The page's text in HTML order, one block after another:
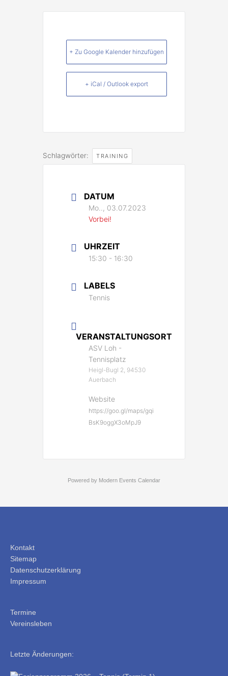
+ Zu Google Kalender hinzufügen
+ iCal / Outlook export
Schlagwörter: TRAINING
DATUM
Mo.., 03.07.2023
Vorbei!
UHRZEIT
15:30 - 16:30
LABELS
Tennis
VERANSTALTUNGSORT
ASV Loh -
Tennisplatz
Heigl-Bugl 2, 94530
Auerbach
Website
https://goo.gl/maps/gqi
BsK9oggX3oMpJ9
Powered by Modern Events Calendar
Kontakt
Sitemap
Datenschutzerklärung
Impressum
Termine
Vereinsleben
Letzte Änderungen: